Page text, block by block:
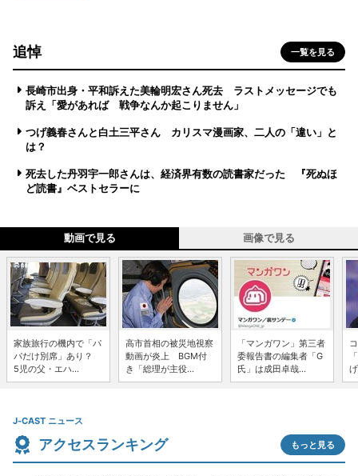
追悼 一覧を見る
長崎市出身・平和訴えた美輪明宏さん死去 ラストメッセージでも
訴え「愛があれば 戦争なんか起こりません」
つげ義春さんと白土三平さん カリスマ漫画家、二人の「違い」と
は？
死去した丹羽宇一郎さんは、経済界有数の読書家だった 『死ぬほ
ど読書』ベストセラーに
動画で見る 画像で見る
家族旅行の機内で「パ
パだけ別席」あり？
5児の父・エハ...
高市首相の被災地視察
動画が炎上 BGM付
き「総理が主役...
「マンガワン」第三者
委報告書の編集者「G
氏」は成田卓哉...
J-CAST ニュース
アクセスランキング もっと見る